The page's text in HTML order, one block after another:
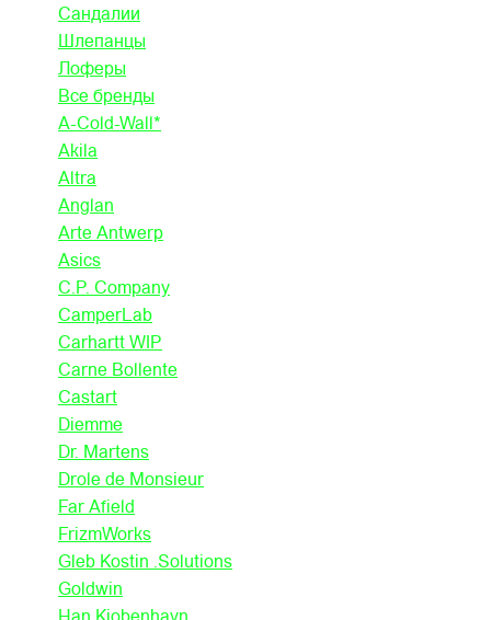
Сандалии
Шлепанцы
Лоферы
Все бренды
A-Cold-Wall*
Akila
Altra
Anglan
Arte Antwerp
Asics
C.P. Company
CamperLab
Carhartt WIP
Carne Bollente
Castart
Diemme
Dr. Martens
Drole de Monsieur
Far Afield
FrizmWorks
Gleb Kostin .Solutions
Goldwin